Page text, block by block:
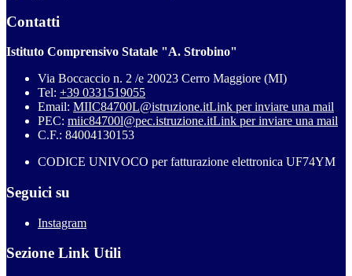
Contatti
Istituto Comprensivo Statale "A. Strobino"
Via Boccaccio n. 2 /e 20023 Cerro Maggiore (MI)
Tel: +39 0331519055
Email: MIIC84700L@istruzione.itLink per inviare una mail
PEC: miic84700l@pec.istruzione.itLink per inviare una mail
C.F.: 84004130153
CODICE UNIVOCO per fatturazione elettronica UF74YM
Seguici su
Instagram
Sezione Link Utili